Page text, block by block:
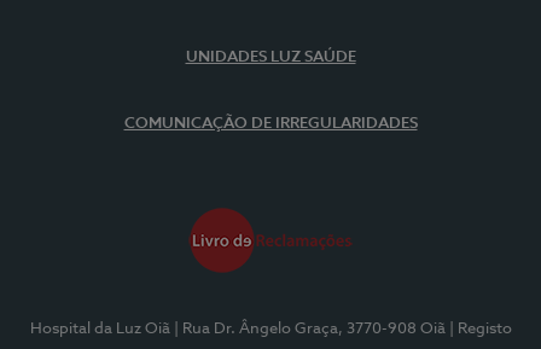
UNIDADES LUZ SAÚDE
COMUNICAÇÃO DE IRREGULARIDADES
Hospital da Luz Oiã | Rua Dr. Ângelo Graça, 3770-908 Oiã
| Registo